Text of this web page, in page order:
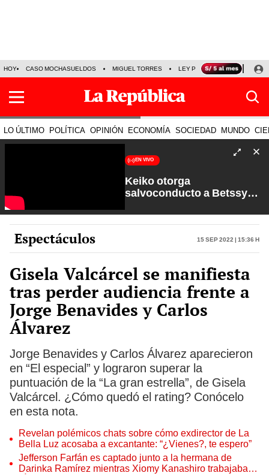
HOY CASO MOCHASUELDOS MIGUEL TORRES LEY PULPÍN PRECIO DEL
LO ÚLTIMO POLÍTICA OPINIÓN ECONOMÍA SOCIEDAD MUNDO
EN VIVO
Keiko otorga
salvoconducto a Betssy
Petroperú | Sin Guion con
Rosa María Palacios
Espectáculos 15 Sep 2022 | 15:36 h
Gisela Valcárcel se manifiesta
tras perder audiencia frente a
Jorge Benavides y Carlos
Álvarez
Jorge Benavides y Carlos Álvarez aparecieron
en “El especial” y lograron superar la
puntuación de la “La gran estrella”, de Gisela
Valcárcel. ¿Cómo quedó el rating? Conócelo
en esta nota.
Revelan polémicos chats sobre cómo exdirector de La
Bella Luz acosaba a excantante: “¿Vienes?, te espero”
Jefferson Farfán es captado junto a la hermana de
Darinka Ramírez mientras Xiomy Kanashiro trabajaba: